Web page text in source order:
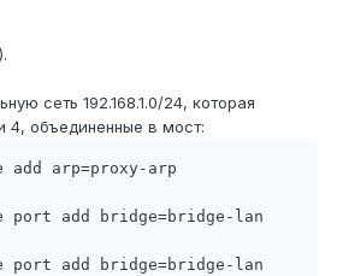
сеть 192.168.1.0/24, которая
4, объединенные в мост:
arp=proxy-arp
add bridge=bridge-lan
add bridge=bridge-lan